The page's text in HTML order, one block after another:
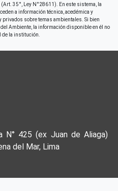
35°, Ley N°28611). En este sistema, la
a información técnica, acedémica y
sobre temas ambientales. Si bien
Ambiente, la información disponible en él no
de la institución.
N° 425 (ex Juan de Aliaga)
del Mar, Lima